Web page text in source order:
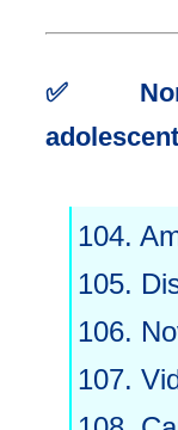
✅
104.
105.
106.
107.